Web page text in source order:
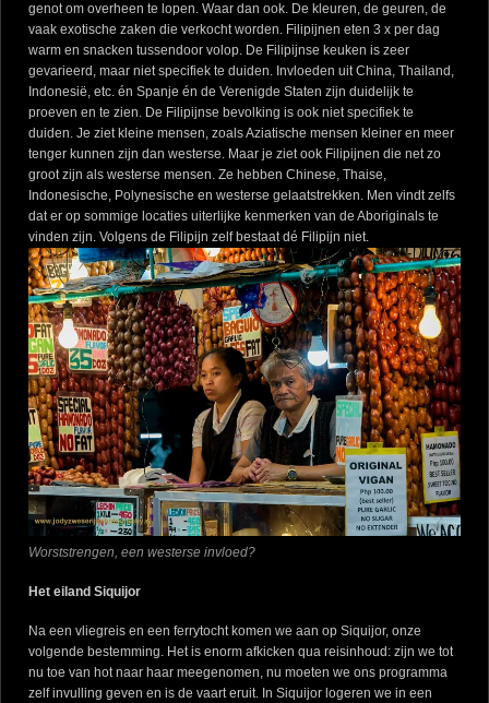
genot om overheen te lopen. Waar dan ook. De kleuren, de geuren, de
vaak exotische zaken die verkocht worden. Filipijnen eten 3 x per dag
warm en snacken tussendoor volop. De Filipijnse keuken is zeer
gevarieerd, maar niet specifiek te duiden. Invloeden uit China, Thailand,
Indonesië, etc. én Spanje én de Verenigde Staten zijn duidelijk te
proeven en te zien. De Filipijnse bevolking is ook niet specifiek te
duiden. Je ziet kleine mensen, zoals Aziatische mensen kleiner en meer
tenger kunnen zijn dan westerse. Maar je ziet ook Filipijnen die net zo
groot zijn als westerse mensen. Ze hebben Chinese, Thaise,
Indonesische, Polynesische en westerse gelaatstrekken. Men vindt zelfs
dat er op sommige locaties uiterlijke kenmerken van de Aboriginals te
vinden zijn. Volgens de Filipijn zelf bestaat dé Filipijn niet.
Worststrengen, een westerse invloed?
Het eiland Siquijor
Na een vliegreis en een ferrytocht komen we aan op Siquijor, onze
volgende bestemming. Het is enorm afkicken qua reisinhoud: zijn we tot
nu toe van hot naar haar meegenomen, nu moeten we ons programma
zelf invulling geven en is de vaart eruit. In Siquijor logeren we in een